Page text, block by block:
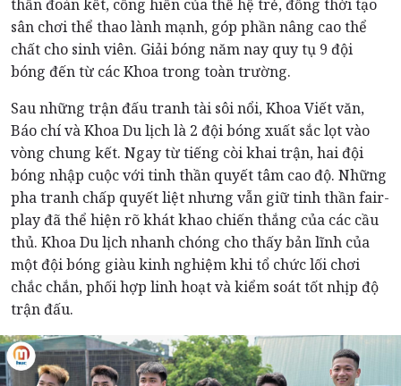
thần đoàn kết, cống hiến của thế hệ trẻ, đồng thời tạo
sân chơi thể thao lành mạnh, góp phần nâng cao thể
chất cho sinh viên. Giải bóng năm nay quy tụ 9 đội
bóng đến từ các Khoa trong toàn trường.
Sau những trận đấu tranh tài sôi nổi, Khoa Viết văn,
Báo chí và Khoa Du lịch là 2 đội bóng xuất sắc lọt vào
vòng chung kết. Ngay từ tiếng còi khai trận, hai đội
bóng nhập cuộc với tinh thần quyết tâm cao độ. Những
pha tranh chấp quyết liệt nhưng vẫn giữ tinh thần fair-
play đã thể hiện rõ khát khao chiến thắng của các cầu
thủ. Khoa Du lịch nhanh chóng cho thấy bản lĩnh của
một đội bóng giàu kinh nghiệm khi tổ chức lối chơi
chắc chắn, phối hợp linh hoạt và kiểm soát tốt nhịp độ
trận đấu.